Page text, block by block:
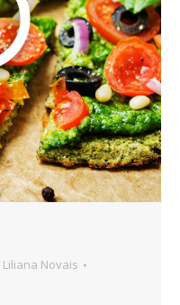
Liliana Novais